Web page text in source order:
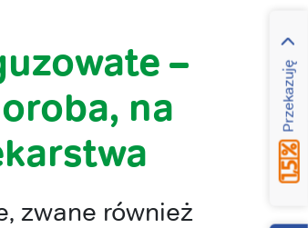
Przekazuję
–
na
zwane również